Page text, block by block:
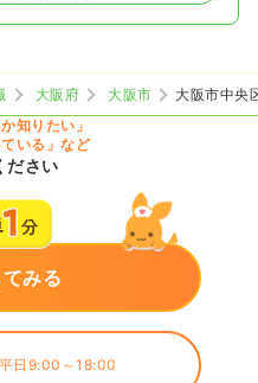
大阪府 大阪市
大阪市中央
知りたい」
いる」など
ださい
みる
平日9:00～18:00